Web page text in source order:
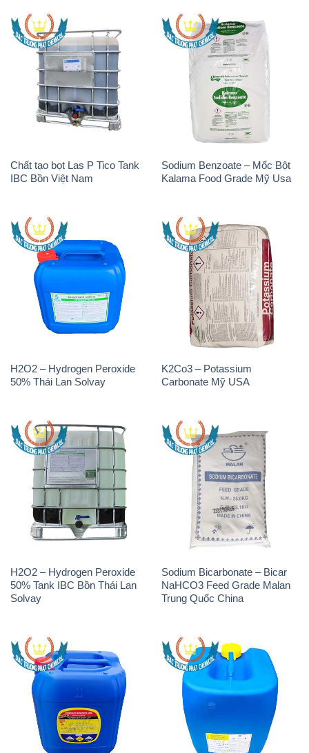
Chất tạo bọt Las P Tico Tank
IBC Bồn Việt Nam
Sodium Benzoate – Mốc Bột
Kalama Food Grade Mỹ Usa
H2O2 – Hydrogen Peroxide
50% Thái Lan Solvay
K2Co3 – Potassium
Carbonate Mỹ USA
H2O2 – Hydrogen Peroxide
50% Tank IBC Bồn Thái Lan
Solvay
Sodium Bicarbonate – Bicar
NaHCO3 Feed Grade Malan
Trung Quốc China